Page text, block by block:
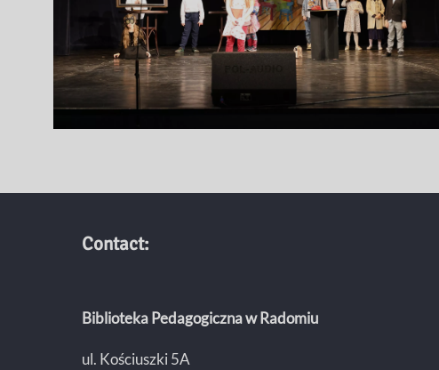
Contact:
Biblioteka Pedagogiczna w Radomiu
ul. Kościuszki 5A